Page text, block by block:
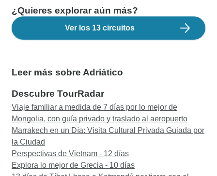
¿Quieres explorar aún más?
Ver los 13 circuitos
Leer más sobre Adriático
Descubre TourRadar
Viaje familiar a medida de 7 días por lo mejor de
Mongolia, con guía privado y traslado al aeropuerto
Marrakech en un Día: Visita Cultural Privada Guiada por
la Ciudad
Perspectivas de Vietnam - 12 días
Explora lo mejor de Grecia - 10 días